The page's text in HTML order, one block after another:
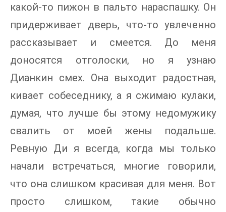
какой-то пижон в пальто нараспашку. Он
придерживает дверь, что-то увлеченно
рассказывает и смеется. До меня
доносятся отголоски, но я узнаю
Дианкин смех. Она выходит радостная,
кивает собеседнику, а я сжимаю кулаки,
думая, что лучше бы этому недомужику
свалить от моей жены подальше.
Ревную Ди я всегда, когда мы только
начали встречаться, многие говорили,
что она слишком красивая для меня. Вот
просто слишком, такие обычно